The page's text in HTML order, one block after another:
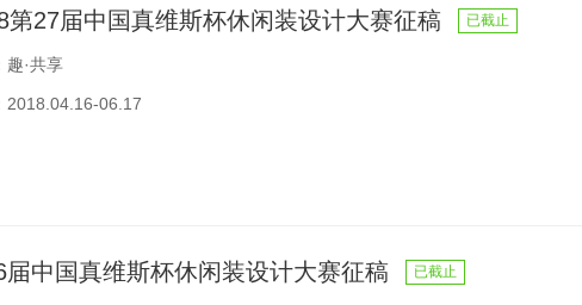
第27届中国真维斯杯休闲装设计大赛征稿 已截止
趣·共享
2018.04.16-06.17
届中国真维斯杯休闲装设计大赛征稿 已截止